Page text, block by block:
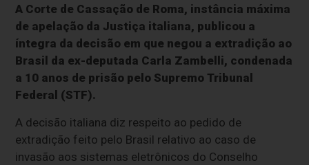
A Corte de Cassação de Roma, instância máxima
de apelação da Justiça italiana, publicou a
íntegra da decisão em que negou a extradição ao
Brasil da ex-deputada Carla Zambelli, condenada
a 10 anos de prisão pelo Supremo Tribunal
Federal (STF).
A decisão italiana diz respeito ao pedido de
extradição feito pelo Brasil relativo ao caso de
invasão aos sistemas eletrônicos do Conselho